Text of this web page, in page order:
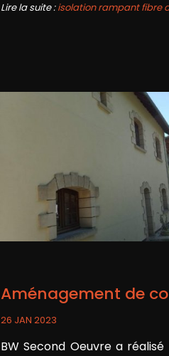
Lire la suite :isolation rampant fibre
Aménagement de
26 JAN 2023
BW Second Oeuvre a réalisé